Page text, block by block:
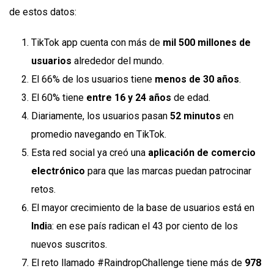
de estos datos:
TikTok app cuenta con más de mil 500 millones de
usuarios alrededor del mundo.
El 66% de los usuarios tiene menos de 30 años.
El 60% tiene entre 16 y 24 años de edad.
Diariamente, los usuarios pasan 52 minutos en
promedio navegando en TikTok.
Esta red social ya creó una aplicación de comercio
electrónico para que las marcas puedan patrocinar
retos.
El mayor crecimiento de la base de usuarios está en
India: en ese país radican el 43 por ciento de los
nuevos suscritos.
El reto llamado #RaindropChallenge tiene más de 978